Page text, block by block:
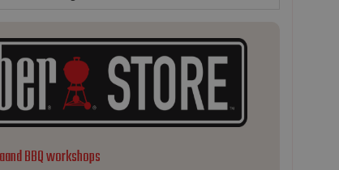
BBQ workshops